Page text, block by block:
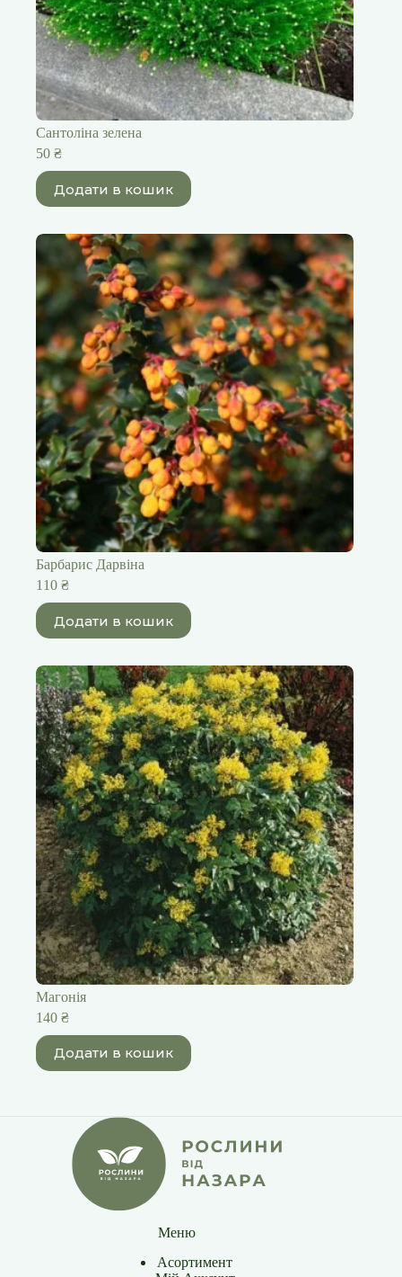
Сантоліна зелена
50 ₴
Додати в кошик
Барбарис Дарвіна
110 ₴
Додати в кошик
Магонія
140 ₴
Додати в кошик
Меню
Асортимент